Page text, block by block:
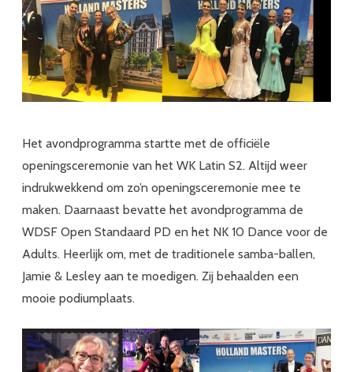
Het avondprogramma startte met de officiële
openingsceremonie van het WK Latin S2. Altijd weer
indrukwekkend om zo’n openingsceremonie mee te
maken. Daarnaast bevatte het avondprogramma de
WDSF Open Standaard PD en het NK 10 Dance voor de
Adults. Heerlijk om, met de traditionele samba-ballen,
Jamie & Lesley aan te moedigen. Zij behaalden een
mooie podiumplaats.